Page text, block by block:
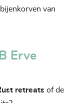
van
Erve
retreats of de